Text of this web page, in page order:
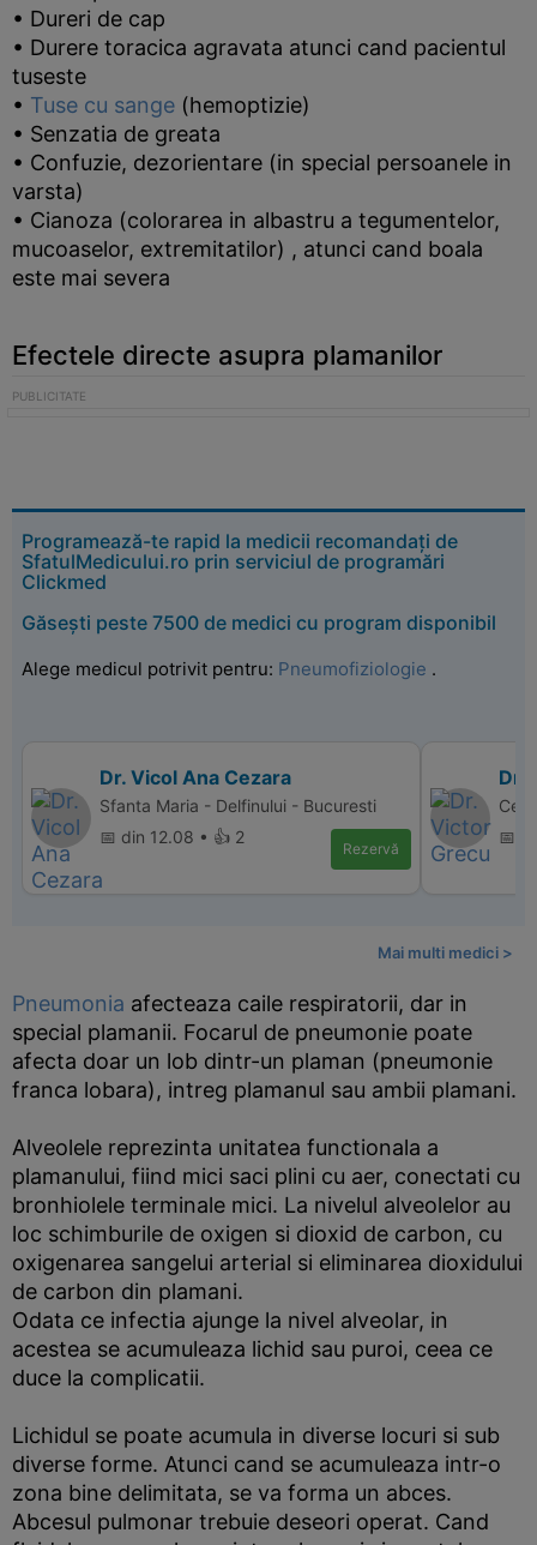
• Dureri de cap
• Durere toracica agravata atunci cand pacientul
tuseste
• Tuse cu sange (hemoptizie)
• Senzatia de greata
• Confuzie, dezorientare (in special persoanele in
varsta)
• Cianoza (colorarea in albastru a tegumentelor,
mucoaselor, extremitatilor) , atunci cand boala
este mai severa
Efectele directe asupra plamanilor
Programează-te rapid la medicii recomandați de
SfatulMedicului.ro prin serviciul de programări
Clickmed
Găsești peste 7500 de medici cu program disponibil
Alege medicul potrivit pentru: Pneumofiziologie .
Dr. Vicol Ana Cezara
Sfanta Maria - Delfinului - Bucuresti
📅 din 12.08 • 👍 2
Rezervă
Dr.
📅
Mai multi medici >
Pneumonia afecteaza caile respiratorii, dar in
special plamanii. Focarul de pneumonie poate
afecta doar un lob dintr-un plaman (pneumonie
franca lobara), intreg plamanul sau ambii plamani.
Alveolele reprezinta unitatea functionala a
plamanului, fiind mici saci plini cu aer, conectati cu
bronhiolele terminale mici. La nivelul alveolelor au
loc schimburile de oxigen si dioxid de carbon, cu
oxigenarea sangelui arterial si eliminarea dioxidului
de carbon din plamani.
Odata ce infectia ajunge la nivel alveolar, in
acestea se acumuleaza lichid sau puroi, ceea ce
duce la complicatii.
Lichidul se poate acumula in diverse locuri si sub
diverse forme. Atunci cand se acumuleaza intr-o
zona bine delimitata, se va forma un abces.
Abcesul pulmonar trebuie deseori operat. Cand